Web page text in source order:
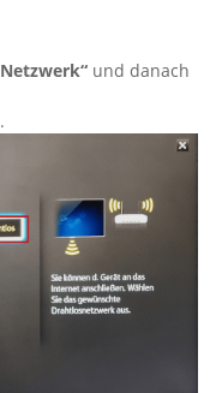
und danach
.